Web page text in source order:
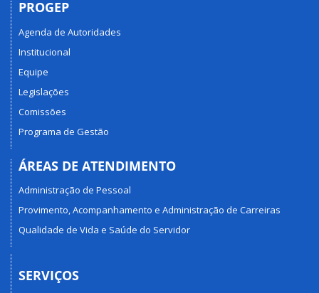
PROGEP
Agenda de Autoridades
Institucional
Equipe
Legislações
Comissões
Programa de Gestão
ÁREAS DE ATENDIMENTO
Administração de Pessoal
Provimento, Acompanhamento e Administração de Carreiras
Qualidade de Vida e Saúde do Servidor
SERVIÇOS